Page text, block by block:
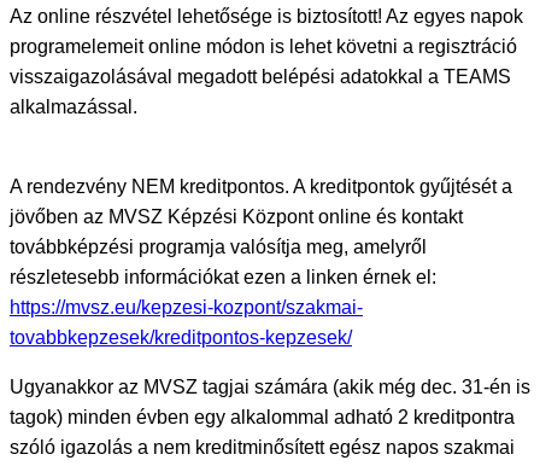
Az online részvétel lehetősége is biztosított! Az egyes napok
programelemeit online módon is lehet követni a regisztráció
visszaigazolásával megadott belépési adatokkal a TEAMS
alkalmazással.
A rendezvény NEM kreditpontos. A kreditpontok gyűjtését a
jövőben az MVSZ Képzési Központ online és kontakt
továbbképzési programja valósítja meg, amelyről
részletesebb információkat ezen a linken érnek el:
https://mvsz.eu/kepzesi-kozpont/szakmai-
tovabbkepzesek/kreditpontos-kepzesek/
Ugyanakkor az MVSZ tagjai számára (akik még dec. 31-én is
tagok) minden évben egy alkalommal adható 2 kreditpontra
szóló igazolás a nem kreditminősített egész napos szakmai